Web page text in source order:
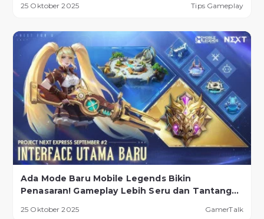
25 Oktober 2025 Tips Gameplay
Ada Mode Baru Mobile Legends Bikin
Penasaran! Gameplay Lebih Seru dan Tantangan
25 Oktober 2025 GamerTalk